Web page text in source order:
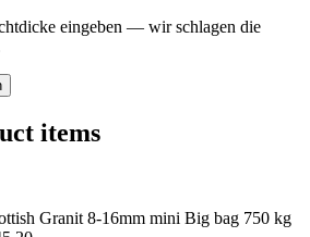
eingeben — wir schlagen die
items
Granit 8-16mm mini Big bag 750 kg